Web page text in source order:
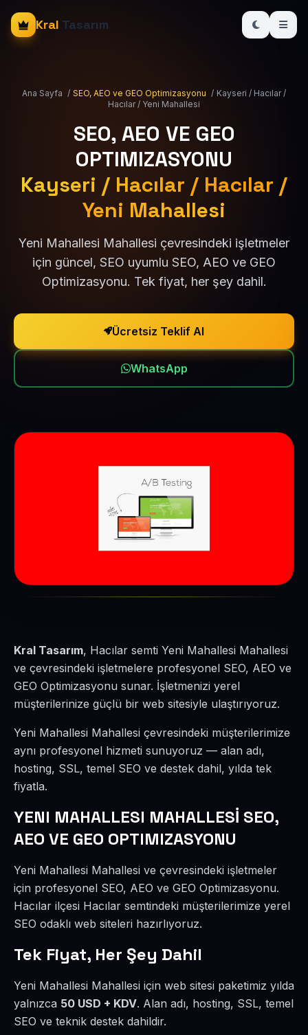
Kral Tasarım
Ana Sayfa / SEO, AEO ve GEO Optimizasyonu / Kayseri / Hacılar /
Hacılar / Yeni Mahallesi
SEO, AEO VE GEO
OPTIMIZASYONU
Kayseri / Hacılar / Hacılar /
Yeni Mahallesi
Yeni Mahallesi Mahallesi çevresindeki işletmeler
için güncel, SEO uyumlu SEO, AEO ve GEO
Optimizasyonu. Tek fiyat, her şey dahil.
Ücretsiz Teklif Al
WhatsApp
Kral Tasarım, Hacılar semti Yeni Mahallesi Mahallesi
ve çevresindeki işletmelere profesyonel SEO, AEO ve
GEO Optimizasyonu sunar. İşletmenizi yerel
müşterilerinize güçlü bir web sitesiyle ulaştırıyoruz.
Yeni Mahallesi Mahallesi çevresindeki müşterilerimize
aynı profesyonel hizmeti sunuyoruz — alan adı,
hosting, SSL, temel SEO ve destek dahil, yılda tek
fiyatla.
YENI MAHALLESI MAHALLESİ SEO,
AEO VE GEO OPTIMIZASYONU
Yeni Mahallesi Mahallesi ve çevresindeki işletmeler
için profesyonel SEO, AEO ve GEO Optimizasyonu.
Hacılar ilçesi Hacılar semtindeki müşterilerimize yerel
SEO odaklı web siteleri hazırlıyoruz.
Tek Fiyat, Her Şey Dahil
Yeni Mahallesi Mahallesi için web sitesi paketimiz yılda
yalnızca 50 USD + KDV. Alan adı, hosting, SSL, temel
SEO ve teknik destek dahildir.